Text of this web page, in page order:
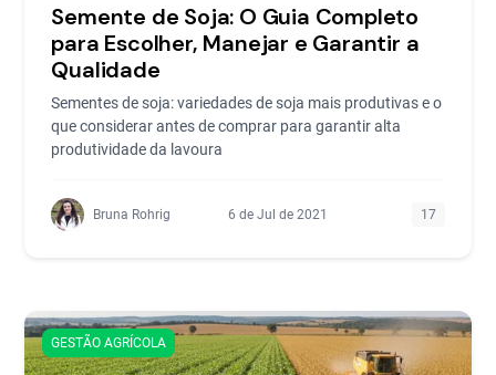
Semente de Soja: O Guia Completo
para Escolher, Manejar e Garantir a
Qualidade
Sementes de soja: variedades de soja mais produtivas e o
que considerar antes de comprar para garantir alta
produtividade da lavoura
Bruna Rohrig 6 de Jul de 2021 17
GESTÃO AGRÍCOLA